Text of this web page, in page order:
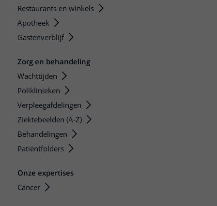
Restaurants en winkels
Apotheek
Gastenverblijf
Zorg en behandeling
Wachttijden
Poliklinieken
Verpleegafdelingen
Ziektebeelden (A-Z)
Behandelingen
Patiëntfolders
Onze expertises
Cancer